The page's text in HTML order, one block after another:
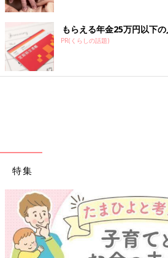
もらえる年金25万円以下
PR(くらしの話題)
特集